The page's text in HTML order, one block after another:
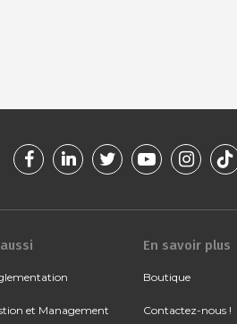
et Management
En savoir plus
Boutique
Contactez-nous !